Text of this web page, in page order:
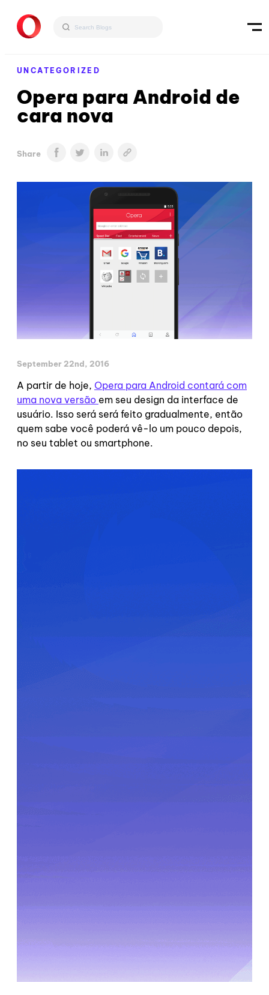
UNCATEGORIZED
Opera para Android de
cara nova
Share
September 22nd, 2016
A partir de hoje, Opera para Android contará com
uma nova versão em seu design da interface de
usuário. Isso será será feito gradualmente, então
quem sabe você poderá vê-lo um pouco depois,
no seu tablet ou smartphone.